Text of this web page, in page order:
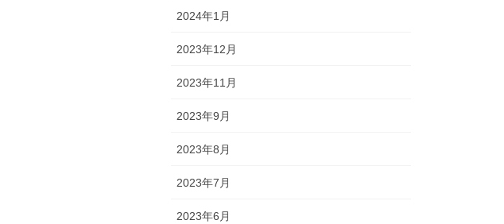
2024年1月
2023年12月
2023年11月
2023年9月
2023年8月
2023年7月
2023年6月